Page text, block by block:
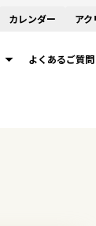
カレンダー アク
よくあるご質問